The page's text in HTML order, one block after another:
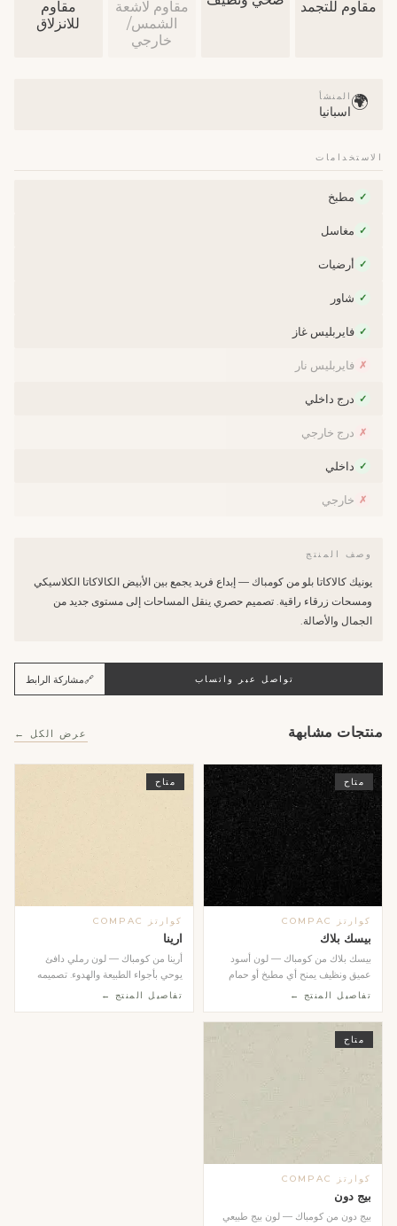
مقاوم للتجمد
مقاوم لاشعة
الشمس/
خارجي
مقاوم
للانزلاق
🌍 المنشأ
اسبانيا
الاستخدامات
✓ مطبخ
✓ مغاسل
✓ أرضيات
✓ شاور
✓ فايربليس غاز
✗ فايربليس نار
✓ درج داخلي
✗ درج خارجي
✓ داخلي
✗ خارجي
وصف المنتج
يونيك كالاكاتا بلو من كومباك — إبداع فريد يجمع بين الأبيض الكالاكاتا الكلاسيكي
ومسحات زرقاء راقية. تصميم حصري ينقل المساحات إلى مستوى جديد من
الجمال والأصالة.
تواصل عبر واتساب 🔗مشاركة الرابط
منتجات مشابهة عرض الكل ←
متاح
كوارتز COMPAC
بيسك بلاك
بيسك بلاك من كومباك — لون أسود
عميق ونظيف يمنح أي مطبخ أو حمام
طابعاً عصرياً جري...
تفاصيل المنتج ←
متاح
كوارتز COMPAC
ارينا
أرينا من كومباك — لون رملي دافئ
يوحي بأجواء الطبيعة والهدوء. تصميمه
المتجانس وال...
تفاصيل المنتج ←
متاح
كوارتز COMPAC
بيج دون
بيج دون من كومباك — لون بيج طبيعي